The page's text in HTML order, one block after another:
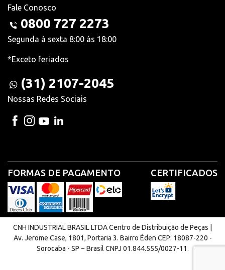
Fale Conosco
0800 727 2273
Segunda à sexta 8:00 às 18:00
*Exceto feriados
(31) 2107-2045
Nossas Redes Sociais
FORMAS DE PAGAMENTO CERTIFICADOS
CNH INDUSTRIAL BRASIL LTDA Centro de Distribuição de Peças |
Av. Jerome Case, 1801, Portaria 3. Bairro Éden CEP: 18087-220 -
Sorocaba - SP − Brasil CNPJ 01.844.555/0027-11.